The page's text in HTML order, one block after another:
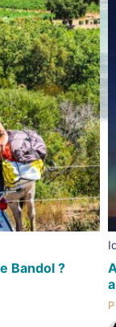
Bandol ?